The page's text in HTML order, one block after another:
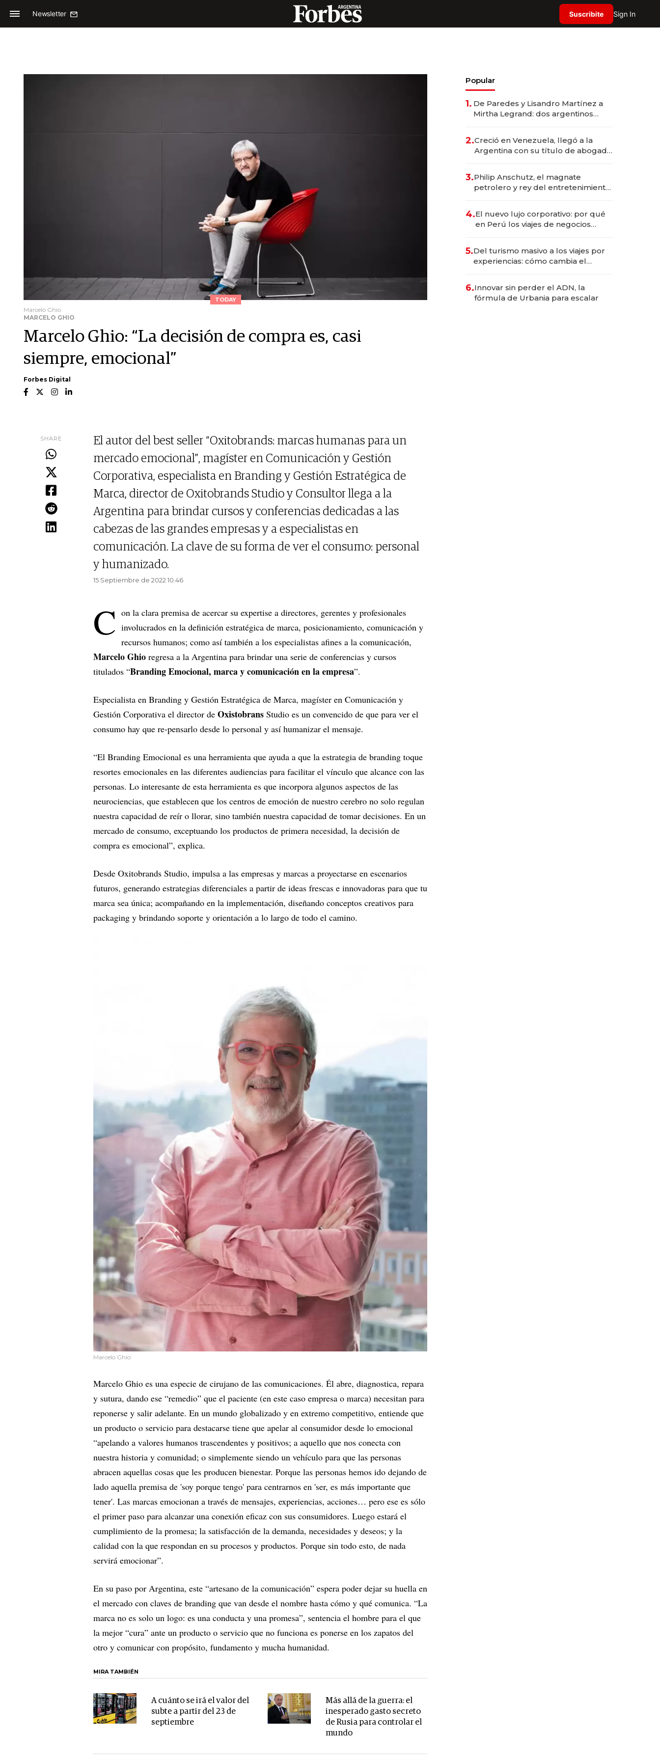
Newsletter Suscribite Sign In
TODAY
Marcelo Ghio
MARCELO GHIO
Marcelo Ghio: “La decisión de compra es, casi
siempre, emocional”
Forbes Digital
SHARE
El autor del best seller “Oxitobrands: marcas humanas para un
mercado emocional”, magíster en Comunicación y Gestión
Corporativa, especialista en Branding y Gestión Estratégica de
Marca, director de Oxitobrands Studio y Consultor llega a la
Argentina para brindar cursos y conferencias dedicadas a las
cabezas de las grandes empresas y a especialistas en
comunicación. La clave de su forma de ver el consumo: personal
y humanizado.
15 Septiembre de 2022 10.46
C on la clara premisa de acercar su expertise a directores, gerentes y profesionales
involucrados en la definición estratégica de marca, posicionamiento, comunicación y
recursos humanos; como así también a los especialistas afines a la comunicación,
Marcelo Ghio regresa a la Argentina para brindar una serie de conferencias y cursos
titulados “Branding Emocional, marca y comunicación en la empresa”.
Especialista en Branding y Gestión Estratégica de Marca, magíster en Comunicación y
Gestión Corporativa el director de Oxistobrans Studio es un convencido de que para ver el
consumo hay que re-pensarlo desde lo personal y así humanizar el mensaje.
“El Branding Emocional es una herramienta que ayuda a que la estrategia de branding toque
resortes emocionales en las diferentes audiencias para facilitar el vínculo que alcance con las
personas. Lo interesante de esta herramienta es que incorpora algunos aspectos de las
neurociencias, que establecen que los centros de emoción de nuestro cerebro no solo regulan
nuestra capacidad de reír o llorar, sino también nuestra capacidad de tomar decisiones. En un
mercado de consumo, exceptuando los productos de primera necesidad, la decisión de
compra es emocional”, explica.
Desde Oxitobrands Studio, impulsa a las empresas y marcas a proyectarse en escenarios
futuros, generando estrategias diferenciales a partir de ideas frescas e innovadoras para que tu
marca sea única; acompañando en la implementación, diseñando conceptos creativos para
packaging y brindando soporte y orientación a lo largo de todo el camino.
Marcelo Ghio
Marcelo Ghio es una especie de cirujano de las comunicaciones. Él abre, diagnostica, repara
y sutura, dando ese “remedio” que el paciente (en este caso empresa o marca) necesitan para
reponerse y salir adelante. En un mundo globalizado y en extremo competitivo, entiende que
un producto o servicio para destacarse tiene que apelar al consumidor desde lo emocional
“apelando a valores humanos trascendentes y positivos; a aquello que nos conecta con
nuestra historia y comunidad; o simplemente siendo un vehículo para que las personas
abracen aquellas cosas que les producen bienestar. Porque las personas hemos ido dejando de
lado aquella premisa de 'soy porque tengo' para centrarnos en 'ser, es más importante que
tener'. Las marcas emocionan a través de mensajes, experiencias, acciones… pero ese es sólo
el primer paso para alcanzar una conexión eficaz con sus consumidores. Luego estará el
cumplimiento de la promesa; la satisfacción de la demanda, necesidades y deseos; y la
calidad con la que respondan en su procesos y productos. Porque sin todo esto, de nada
servirá emocionar”.
En su paso por Argentina, este “artesano de la comunicación” espera poder dejar su huella en
el mercado con claves de branding que van desde el nombre hasta cómo y qué comunica. “La
marca no es solo un logo: es una conducta y una promesa”, sentencia el hombre para el que
la mejor “cura” ante un producto o servicio que no funciona es ponerse en los zapatos del
otro y comunicar con propósito, fundamento y mucha humanidad.
MIRA TAMBIÉN
A cuánto se irá el valor del
subte a partir del 23 de
septiembre
Más allá de la guerra: el
inesperado gasto secreto
de Rusia para controlar el
mundo
Popular
1. De Paredes y Lisandro Martínez a
Mirtha Legrand: dos argentinos
2.Creció en Venezuela, llegó a la
Argentina con su título de abogado
marcas "fast premium"
3.Philip Anschutz, el magnate
petrolero y rey del entretenimiento
4.El nuevo lujo corporativo: por qué
en Perú los viajes de negocios
transformadoras
5.Del turismo masivo a los viajes por
experiencias: cómo cambia el
6.Innovar sin perder el ADN, la
fórmula de Urbania para escalar